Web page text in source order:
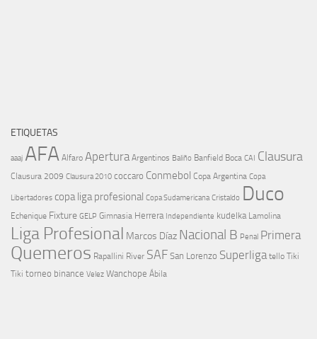
ETIQUETAS
aaaj AFA Alfaro Apertura Argentinos Baliño Banfield Boca CAI Clausura
Clausura 2009 Clausura 2010 coccaro Conmebol Copa Argentina Copa
Libertadores copa liga profesional Copa Sudamericana Cristaldo Duco
Echenique Fixture GELP Gimnasia Herrera Independiente kudelka Lamolina
Liga Profesional Marcos Díaz Nacional B Penal Primera
Quemeros Rapallini River SAF San Lorenzo Superliga tello Tiki
Tiki torneo binance Velez Wanchope Ábila